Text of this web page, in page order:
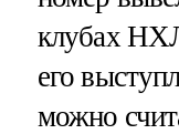
клубах
его
можно